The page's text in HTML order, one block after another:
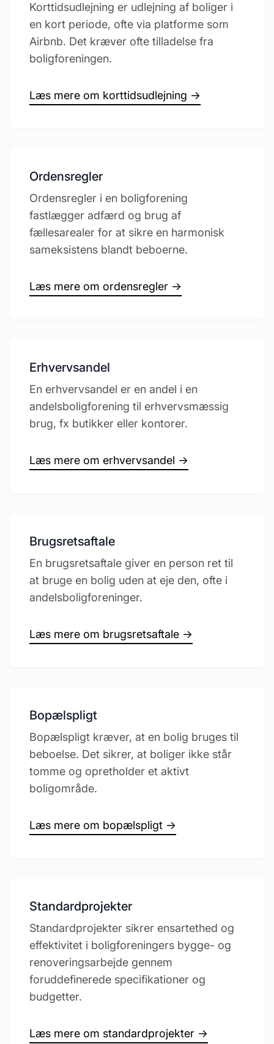
Korttidsudlejning er udlejning af boliger i
en kort periode, ofte via platforme som
Airbnb. Det kræver ofte tilladelse fra
boligforeningen.
Læs mere om korttidsudlejning →
Ordensregler
Ordensregler i en boligforening
fastlægger adfærd og brug af
fællesarealer for at sikre en harmonisk
sameksistens blandt beboerne.
Læs mere om ordensregler →
Erhvervsandel
En erhvervsandel er en andel i en
andelsboligforening til erhvervsmæssig
brug, fx butikker eller kontorer.
Læs mere om erhvervsandel →
Brugsretsaftale
En brugsretsaftale giver en person ret til
at bruge en bolig uden at eje den, ofte i
andelsboligforeninger.
Læs mere om brugsretsaftale →
Bopælspligt
Bopælspligt kræver, at en bolig bruges til
beboelse. Det sikrer, at boliger ikke står
tomme og opretholder et aktivt
boligområde.
Læs mere om bopælspligt →
Standardprojekter
Standardprojekter sikrer ensartethed og
effektivitet i boligforeningers bygge- og
renoveringsarbejde gennem
foruddefinerede specifikationer og
budgetter.
Læs mere om standardprojekter →